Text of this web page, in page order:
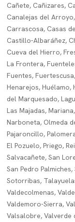
Cañete, Cañizares,
Canalejas del
Carrascosa, Casas
Castillo-Albaráñez,
Cueva del Hierro,
La Frontera,
Fuentes,
Henarejos, Huélamo,
del Marquesado,
Las Majadas,
Narboneta, Olmeda
Pajaroncillo,
El Pozuelo, Priego,
Salvacañete, San
San Pedro
Sotorribas,
Valdecolmenas,
Valdemoro-Sierra,
Valsalobre, Valverde